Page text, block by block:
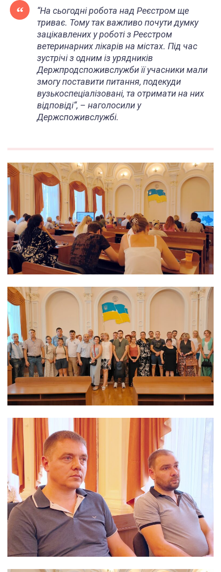
“На сьогодні робота над Реєстром ще
триває. Тому так важливо почути думку
зацікавлених у роботі з Реєстром
ветеринарних лікарів на містах. Під час
зустрічі з одним із урядників
Держпродспоживслужби її учасники мали
змогу поставити питання, подекуди
вузькоспеціалізовані, та отримати на них
відповіді“, – наголосили у
Держспоживслужбі.